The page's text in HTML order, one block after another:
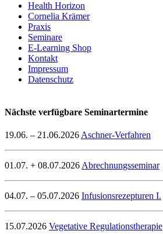
Health Horizon
Cornelia Krämer
Praxis
Seminare
E-Learning Shop
Kontakt
Impressum
Datenschutz
Nächste verfügbare Seminartermine
19.06. – 21.06.2026 Aschner-Verfahren
01.07. + 08.07.2026 Abrechnungsseminar
04.07. – 05.07.2026 Infusionsrezepturen I.
15.07.2026 Vegetative Regulationstherapie